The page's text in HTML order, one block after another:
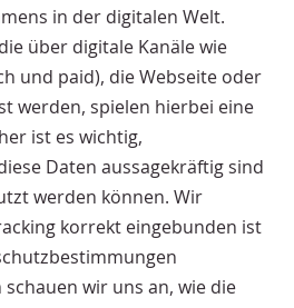
in der digitalen Welt.
über digitale Kanäle wie
und paid), die Webseite oder
werden, spielen hierbei eine
ist es wichtig,
Daten aussagekräftig sind
werden können. Wir
korrekt eingebunden ist
wir uns an, wie die